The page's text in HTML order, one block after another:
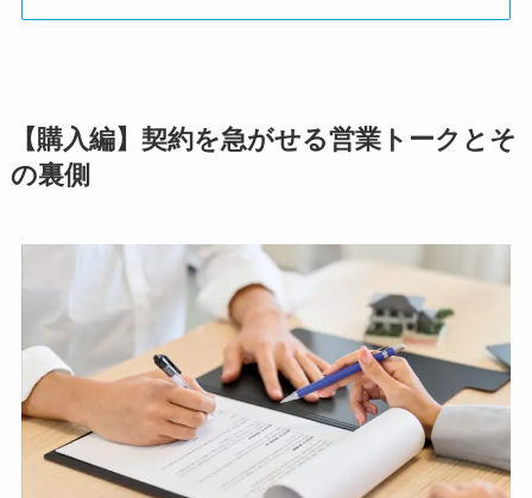
【購入編】契約を急がせる営業トークとそ
の裏側